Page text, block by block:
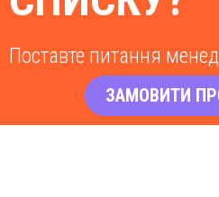
Поставте питання
ЗАМОВИТИ